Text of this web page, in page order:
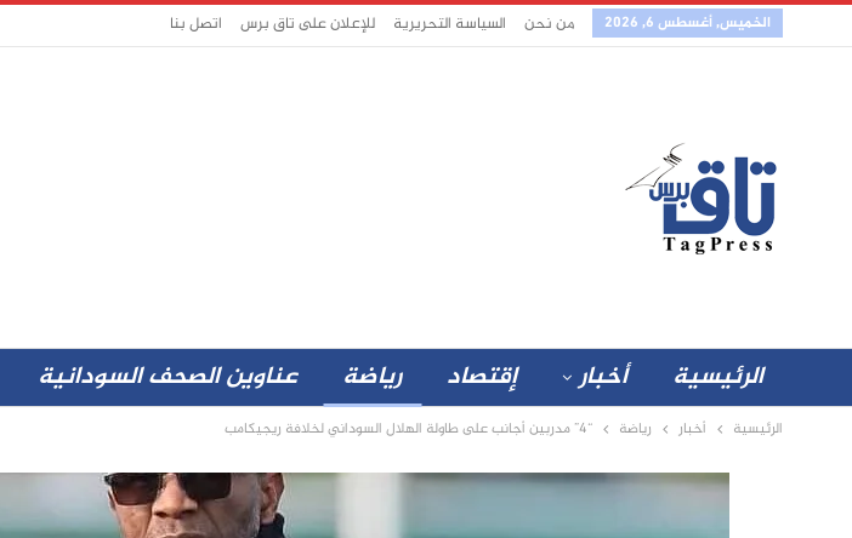
الخميس, أغسطس 6, 2026 من نحن السياسة التحريرية للإعلان على تاق برس اتصل بنا
الرئيسية أخبار إقتصاد رياضة عناوين الصحف السودانية
الرئيسية أخبار رياضة “4” مدربين أجانب على طاولة الهلال السوداني لخلافة ريجيكامب